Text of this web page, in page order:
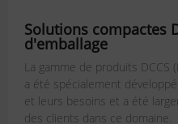
Solutions compactes
d'emballage
La gamme de produits DCCS
a été spécialement
et leurs besoins et a été
des clients dans ce domaine.